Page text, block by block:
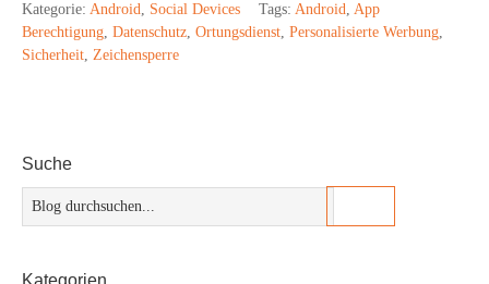
Kategorie: Android, Social Devices Tags: Android, App
Berechtigung, Datenschutz, Ortungsdienst, Personalisierte Werbung,
Sicherheit, Zeichensperre
Suche
Kategorien